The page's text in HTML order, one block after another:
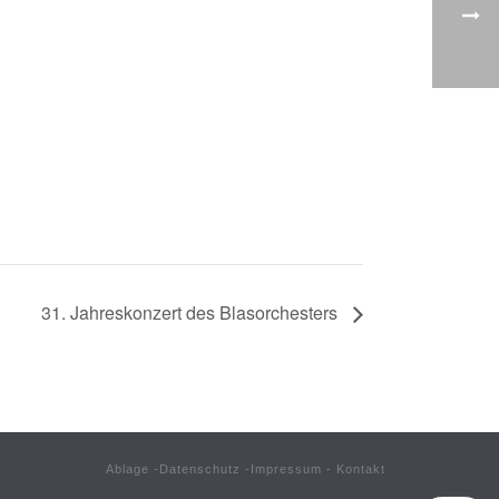
31. Jahreskonzert des Blasorchesters
Ablage - Datenschutz - Impressum - Kontakt